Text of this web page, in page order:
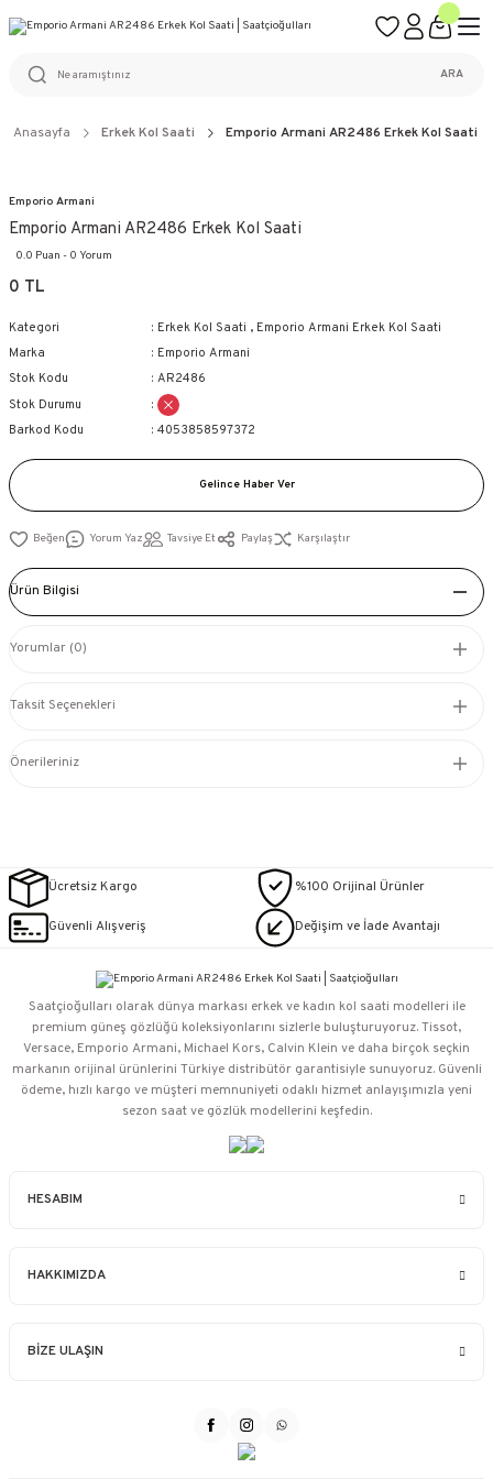
%100 ORİJİNAL ÜRÜN GARANTİSİ
ARA
Anasayfa Erkek Kol Saati Emporio Armani AR2486 Erkek Kol Saati
Emporio Armani
Emporio Armani AR2486 Erkek Kol Saati
0.0 Puan - 0 Yorum
0 TL
Kategori Erkek Kol Saati , Emporio Armani Erkek Kol Saati
Marka
Emporio Armani
Stok Kodu
AR2486
Stok Durumu
Barkod Kodu
4053858597372
Gelince Haber Ver
Yorum Yaz Tavsiye Et Paylaş Karşılaştır
Ürün Bilgisi
Yorumlar (0)
Taksit Seçenekleri
Önerileriniz
Ücretsiz Kargo %100 Orijinal Ürünler
Güvenli Alışveriş Değişim ve İade Avantajı
HESABIM
HAKKIMIZDA
BİZE ULAŞIN
Saatçioğulları⁠ olarak dünya markası erkek ve kadın kol saati modelleri ile
premium güneş gözlüğü koleksiyonlarını sizlerle buluşturuyoruz. Tissot,
Versace, Emporio Armani, Michael Kors, Calvin Klein ve daha birçok seçkin
markanın orijinal ürünlerini Türkiye distribütör garantisiyle sunuyoruz. Güvenli
ödeme, hızlı kargo ve müşteri memnuniyeti odaklı hizmet anlayışımızla yeni
sezon saat ve gözlük modellerini keşfedin.